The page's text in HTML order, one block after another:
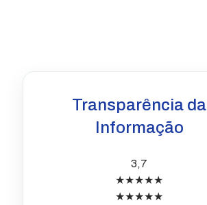
Transparência da
Informação
3,7
★★★★★
★★★★★